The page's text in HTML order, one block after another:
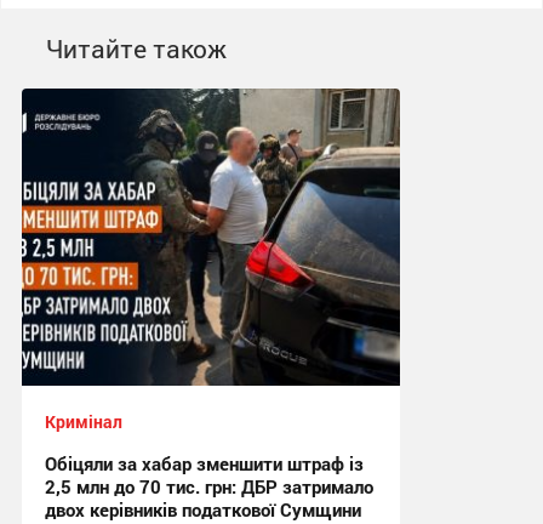
Читайте також
Кримінал
Обіцяли за хабар зменшити штраф із
2,5 млн до 70 тис. грн: ДБР затримало
двох керівників податкової Сумщини